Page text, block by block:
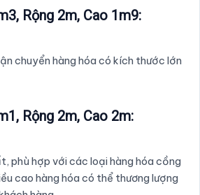
Rộng 2m, Cao 1m9:
chuyển hàng hóa có kích thước lớn
Rộng 2m, Cao 2m:
phù hợp với các loại hàng hóa cồng
cao hàng hóa có thể thương lượng